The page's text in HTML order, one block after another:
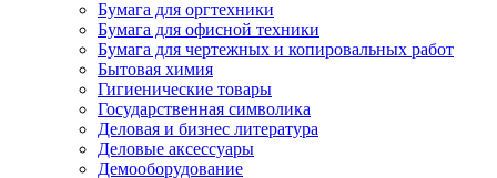
Бумага для оргтехники
Бумага для офисной техники
Бумага для чертежных и копировальных работ
Бытовая химия
Гигиенические товары
Государственная символика
Деловая и бизнес литература
Деловые аксессуары
Демооборудование